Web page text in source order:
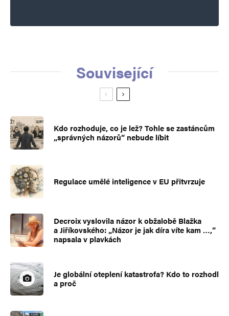
Související
Kdo rozhoduje, co je lež? Tohle se zastáncům
„správných názorů“ nebude líbit
Regulace umělé inteligence v EU přitvrzuje
Decroix vyslovila názor k obžalobě Blažka
a Jiříkovského: „Názor je jak díra víte kam …,“
napsala v plavkách
Je globální oteplení katastrofa? Kdo to rozhodl
a proč